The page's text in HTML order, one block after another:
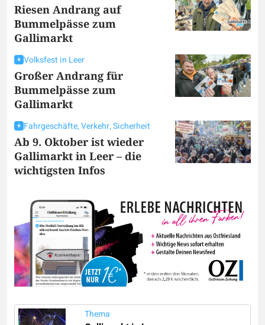
Riesen Andrang auf
Bummelpässe zum
Gallimarkt
Volksfest in Leer
Großer Andrang für
Bummelpässe zum
Gallimarkt
Fahrgeschäfte, Verkehr, Sicherheit
Ab 9. Oktober ist wieder
Gallimarkt in Leer – die
wichtigsten Infos
Thema